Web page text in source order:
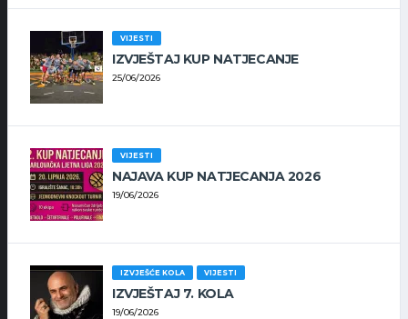
VIJESTI
IZVJEŠTAJ KUP NATJECANJE
25/06/2026
VIJESTI
NAJAVA KUP NATJECANJA 2026
19/06/2026
IZVJEŠĆE KOLA VIJESTI
IZVJEŠTAJ 7. KOLA
19/06/2026